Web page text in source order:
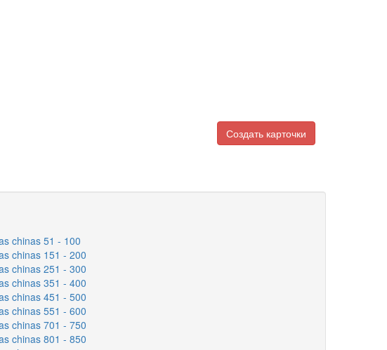
Создать карточки
chinas 51 - 100
chinas 151 - 200
chinas 251 - 300
chinas 351 - 400
chinas 451 - 500
chinas 551 - 600
chinas 701 - 750
chinas 801 - 850